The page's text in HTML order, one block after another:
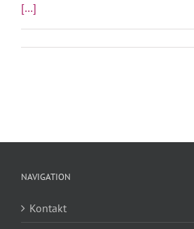
[…]
NAVIGATION
Kontakt